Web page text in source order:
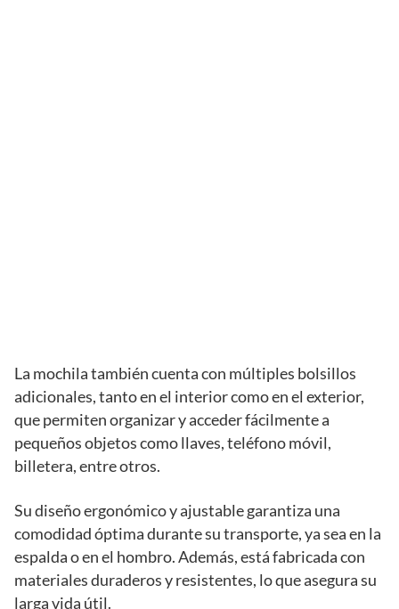
La mochila también cuenta con múltiples bolsillos
adicionales, tanto en el interior como en el exterior,
que permiten organizar y acceder fácilmente a
pequeños objetos como llaves, teléfono móvil,
billetera, entre otros.
Su diseño ergonómico y ajustable garantiza una
comodidad óptima durante su transporte, ya sea en la
espalda o en el hombro. Además, está fabricada con
materiales duraderos y resistentes, lo que asegura su
larga vida útil.